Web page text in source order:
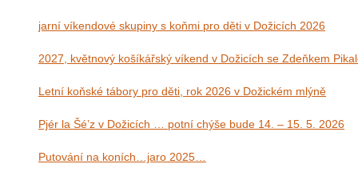
jarní víkendové skupiny s koňmi pro děti v Dožicích 2026
2027, květnový košíkářský víkend v Dožicích se Zdeňkem
Letní koňské tábory pro děti, rok 2026 v Dožickém mlýně
Pjér la Šé’z v Dožicích … potní chýše bude 14. – 15. 5. 2026
Putování na koních…jaro 2025…